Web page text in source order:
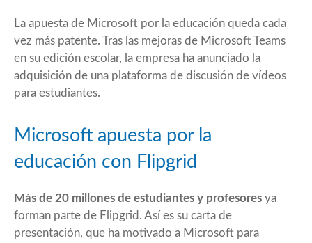
La apuesta de Microsoft por la educación queda cada
vez más patente. Tras las mejoras de Microsoft Teams
en su edición escolar, la empresa ha anunciado la
adquisición de una plataforma de discusión de vídeos
para estudiantes.
Microsoft apuesta por la
educación con Flipgrid
Más de 20 millones de estudiantes y profesores ya
forman parte de Flipgrid. Así es su carta de
presentación, que ha motivado a Microsoft para